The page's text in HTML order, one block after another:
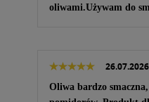
oliwami.Używam do
26.07.2026
Oliwa bardzo smaczna,